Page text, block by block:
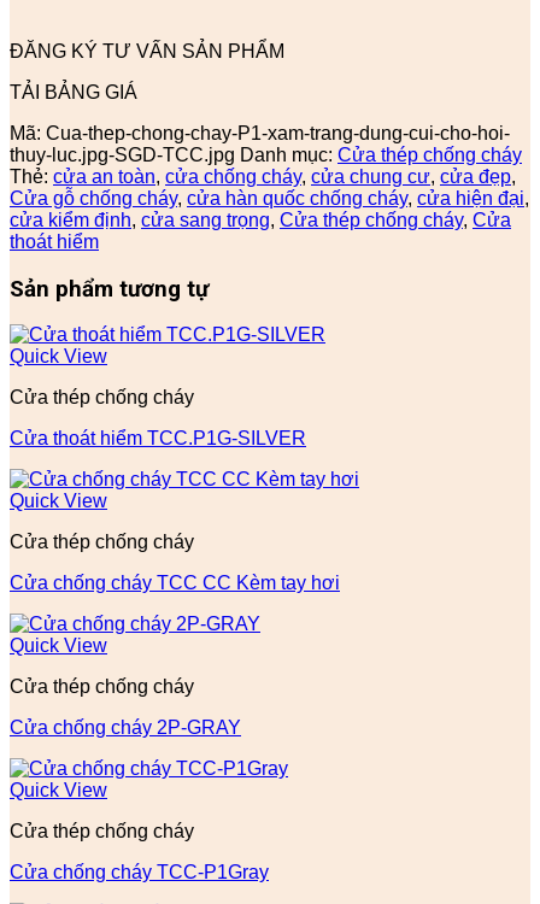
ĐĂNG KÝ TƯ VẤN SẢN PHẨM
TẢI BẢNG GIÁ
Mã: Cua-thep-chong-chay-P1-xam-trang-dung-cui-cho-hoi-
thuy-luc.jpg-SGD-TCC.jpg Danh mục: Cửa thép chống cháy
Thẻ: cửa an toàn, cửa chống cháy, cửa chung cư, cửa đẹp,
Cửa gỗ chống cháy, cửa hàn quốc chống cháy, cửa hiện đại,
cửa kiểm định, cửa sang trọng, Cửa thép chống cháy, Cửa
thoát hiểm
Sản phẩm tương tự
Quick View
Cửa thép chống cháy
Cửa thoát hiểm TCC.P1G-SILVER
Quick View
Cửa thép chống cháy
Cửa chống cháy TCC CC Kèm tay hơi
Quick View
Cửa thép chống cháy
Cửa chống cháy 2P-GRAY
Quick View
Cửa thép chống cháy
Cửa chống cháy TCC-P1Gray